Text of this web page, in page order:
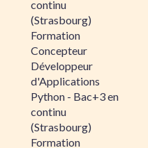
continu
(Strasbourg)
Formation
Concepteur
Développeur
d'Applications
Python - Bac+3 en
continu
(Strasbourg)
Formation